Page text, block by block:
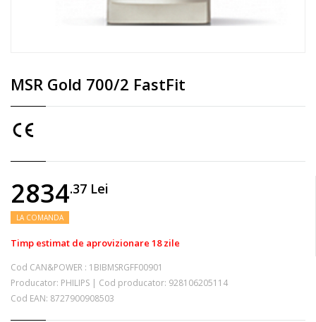
MSR Gold 700/2 FastFit
2834.37 Lei
LA COMANDA
Timp estimat de aprovizionare 18 zile
Cod CAN&POWER : 1BIBMSRGFF00901
Producator: PHILIPS | Cod producator: 928106205114
Cod EAN: 8727900908503